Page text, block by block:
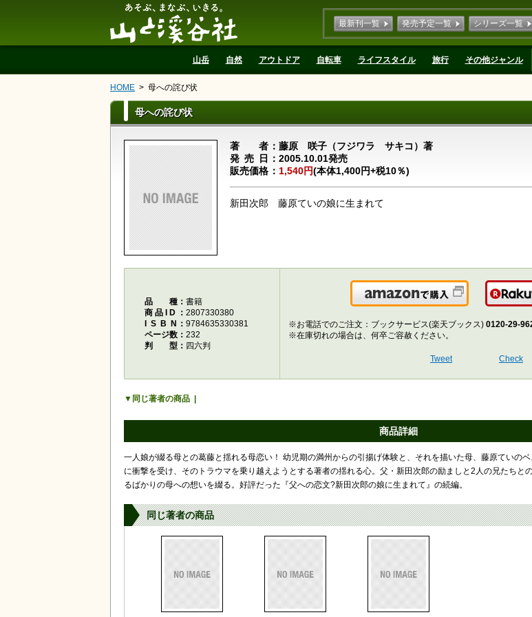
最新刊一覧 発売予定一覧 シリーズ一覧
山岳 自然 アウトドア 自転車 ライフスタイル 旅行 その他ジャンル
HOME 母への詫び状
母への詫び状
著者藤原 咲子（フジワラ サキコ）著
発売日 2005.10.01発売
販売価格
1,540円(本体1,400円+税10％)
新田次郎 藤原ていの娘に生まれて
品種書籍
商品ID
2807330380
ISBN
9784635330381
ページ数
232
判型四六判
Amazonで購入
※お電話でのご注文：ブックサービス(楽天ブックス) 0120-29-
※在庫切れの場合は、何卒ご容赦ください。
Tweet Check
同じ著者の商品
商品詳細
一人娘が綴る母との葛藤と揺れる母恋い！ 幼児期の満州からの引揚げ体験と、それを描いた母、藤原ていのベ
に衝撃を受け、そのトラウマを乗り越えようとする著者の揺れる心。父・新田次郎の励ましと2人の兄たちと
るばかりの母への想いを綴る。好評だった『父への恋文?新田次郎の娘に生まれて』の続編。
同じ著者の商品